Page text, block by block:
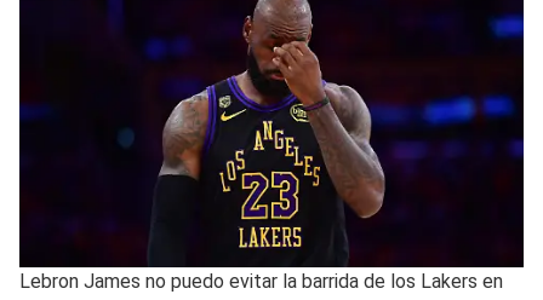
Lebron James no puedo evitar la barrida de los Lakers en